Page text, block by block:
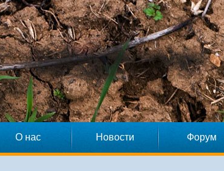
О нас Новости Форум